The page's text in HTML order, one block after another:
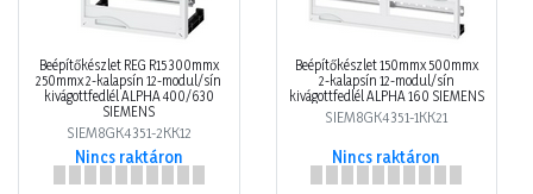
Beépítőkészlet REG R15 300mmx
250mmx 2-kalapsín 12-modul/sín
kivágottfedlél ALPHA 400/630
SIEMENS
SIEM8GK4351-2KK12
Nincs raktáron
Beépítőkészlet 150mmx 500mmx
2-kalapsín 12-modul/sín
kivágottfedlél ALPHA 160 SIEMENS
SIEM8GK4351-1KK21
Nincs raktáron